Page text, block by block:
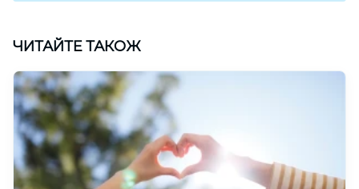
ЧИТАЙТЕ ТАКОЖ